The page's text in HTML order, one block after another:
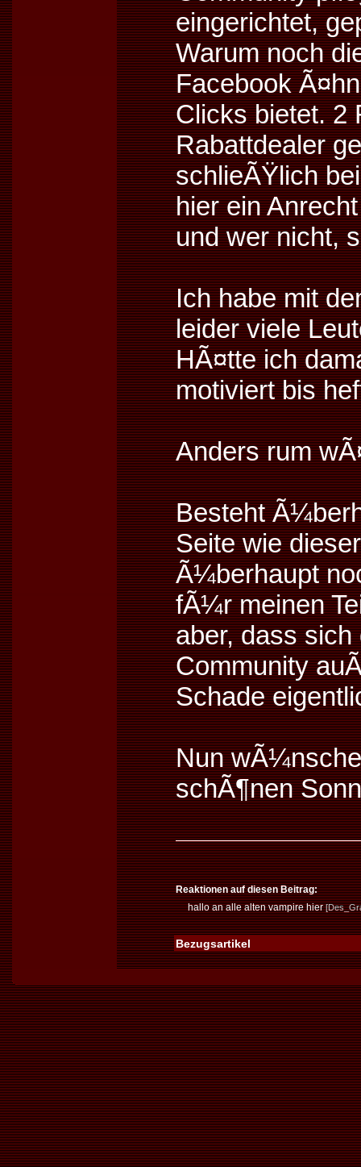
eingerichtet,
Warum noch
Facebook
Clicks bietet. 2
Rabattdealer
schlieÃŸlich
hier ein
und wer nicht,
Ich habe mit
leider viele
HÃ¤tte ich
motiviert bis
Anders rum
Besteht
Seite wie
Ã¼berhaupt
fÃ¼r meinen
aber, dass
Community
Schade
Nun
schÃ¶nen
Reaktionen auf diesen Beitrag:
hallo an alle alten vampire hier
Bezugsartikel